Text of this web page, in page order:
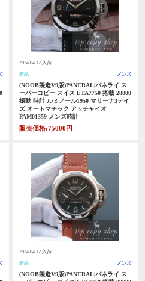
2024.04.12 入荷
新品 メンズ
(NOOB製造V9版)PANERAL|パネライ ス
ーパーコピー スイス ETA7750 搭載 28800
振動 時計 ルミノール1950 マリーナ3デイ
ズ オートマチック アッチャイオ
PAM01359 メンズ時計
販売価格:75000円
2024.04.12 入荷
新品 メンズ
(NOOB製造V9版)PANERAL|パネライ ス